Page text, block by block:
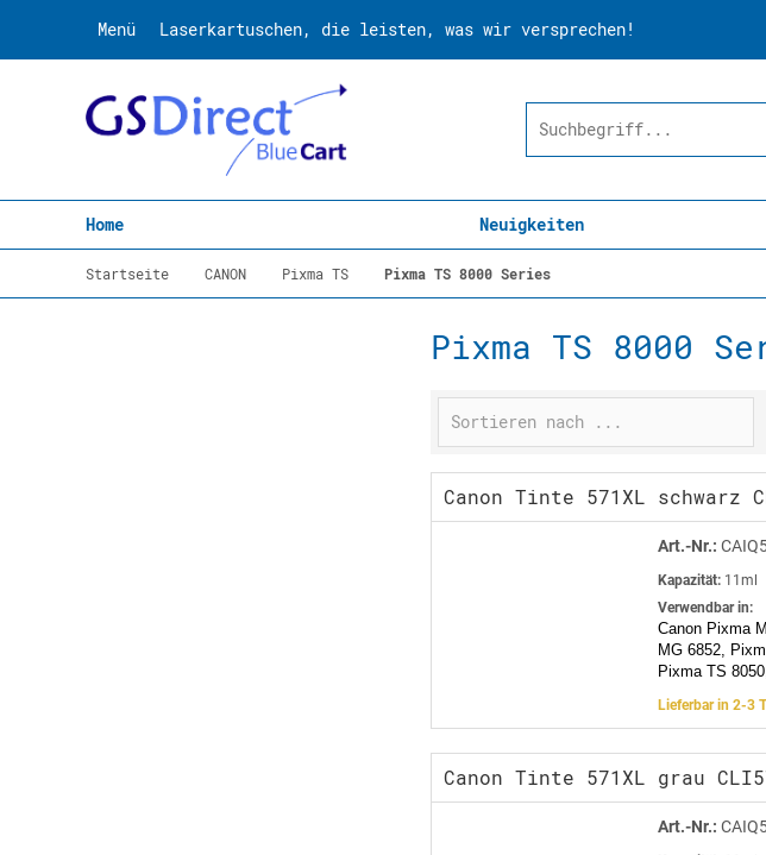
Menü Laserkartuschen, die leisten, was wir versprechen!
Home Neuigkeiten
Startseite CANON Pixma TS Pixma TS 8000 Series
Pixma TS 8000
Canon Tinte 571XL schwarz
Art.-Nr.:
Kapazität: 11ml
Verwendbar in:
Canon Pixma
MG 6852,
Pixma TS
Lieferbar in 2-3
Canon Tinte 571XL grau
Art.-Nr.: